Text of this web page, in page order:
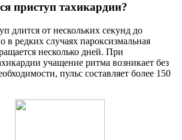
приступ тахикардии?
длится от нескольких секунд до
в редких случаях пароксизмальная
несколько дней. При
учащение ритма возникает без
пульс составляет более 150